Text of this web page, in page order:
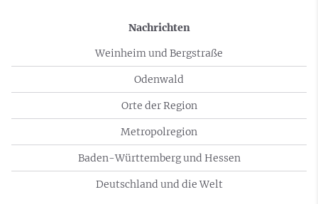
Nachrichten
Weinheim und Bergstraße
Odenwald
Orte der Region
Metropolregion
Baden-Württemberg und Hessen
Deutschland und die Welt